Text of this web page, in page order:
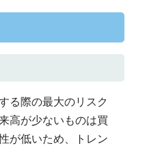
る際の最大のリスク
高が少ないものは買
が低いため、トレン